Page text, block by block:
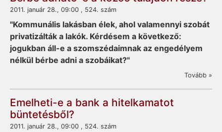
2011. január 28., 09:00 , 524. szám
"Kommunális lakásban élek, ahol valamennyi szobát
privatizálták a lakók. Kérdésem a következő:
jogukban áll-e a szomszédaimnak az engedélyem
nélkül bérbe adni a szobáikat?"
Tovább »
Emelheti-e a bank a hitelkamatot
büntetésből?
2011. január 28., 09:00 , 524. szám